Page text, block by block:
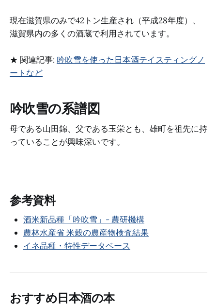
現在滋賀県のみで42トン生産され（平成28年度）、
滋賀県内の多くの酒蔵で利用されています。
★ 関連記事: 吟吹雪を使った日本酒テイスティングノ
ートなど
吟吹雪の系譜図
母である山田錦、父である玉栄とも、雄町を祖先に持
っていることが興味深いです。
参考資料
酒米新品種「吟吹雪」- 農研機構
農林水産省 米穀の農産物検査結果
イネ品種・特性データベース
おすすめ日本酒の本